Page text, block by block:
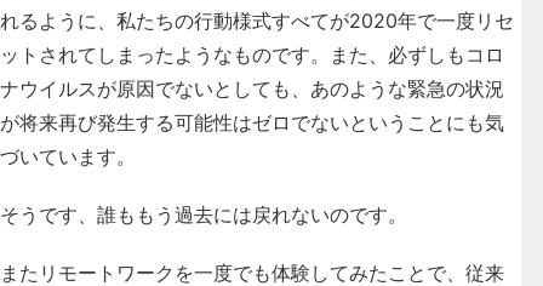
れるように、私たちの行動様式すべてが2020年で一度リセ
ットされてしまったようなものです。また、必ずしもコロ
ナウイルスが原因でないとしても、あのような緊急の状況
が将来再び発生する可能性はゼロでないということにも気
づいています。
そうです、誰ももう過去には戻れないのです。
またリモートワークを一度でも体験してみたことで、 従来